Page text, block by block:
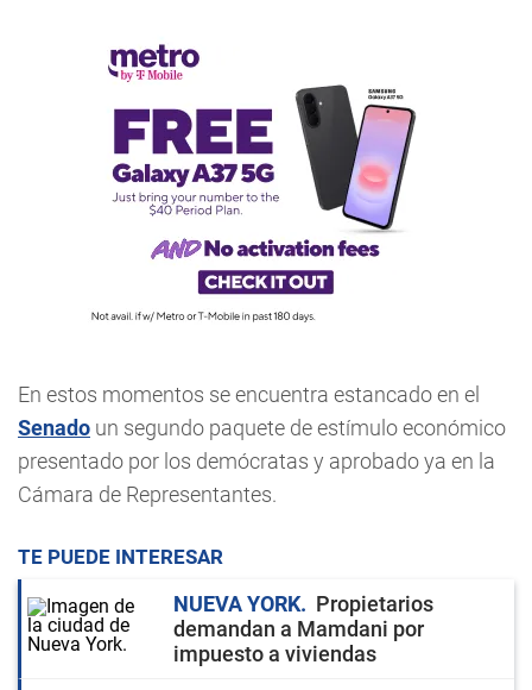
En estos momentos se encuentra estancado en el
Senado un segundo paquete de estímulo económico
presentado por los demócratas y aprobado ya en la
Cámara de Representantes.
TE PUEDE INTERESAR
NUEVA YORK
Propietarios
demandan a Mamdani por
impuesto a viviendas